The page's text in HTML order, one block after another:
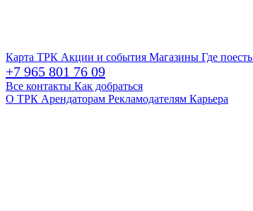
Карта ТРК Акции и события Магазины Где поесть
+7 965 801 76 09
Все контакты Как добраться
О ТРК Арендаторам Рекламодателям Карьера